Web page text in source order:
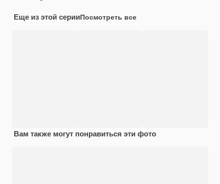
Еще из этой серииПосмотреть все
Вам также могут понравиться эти фото